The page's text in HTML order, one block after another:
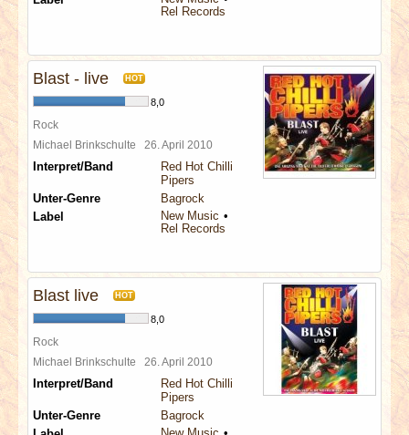
Rel Records
Blast - live HOT
8,0
Rock
Michael Brinkschulte 26. April 2010
Interpret/Band
Red Hot Chilli
Pipers
Unter-Genre
Bagrock
Label
New Music
Rel Records
Blast live HOT
8,0
Rock
Michael Brinkschulte 26. April 2010
Interpret/Band
Red Hot Chilli
Pipers
Unter-Genre
Bagrock